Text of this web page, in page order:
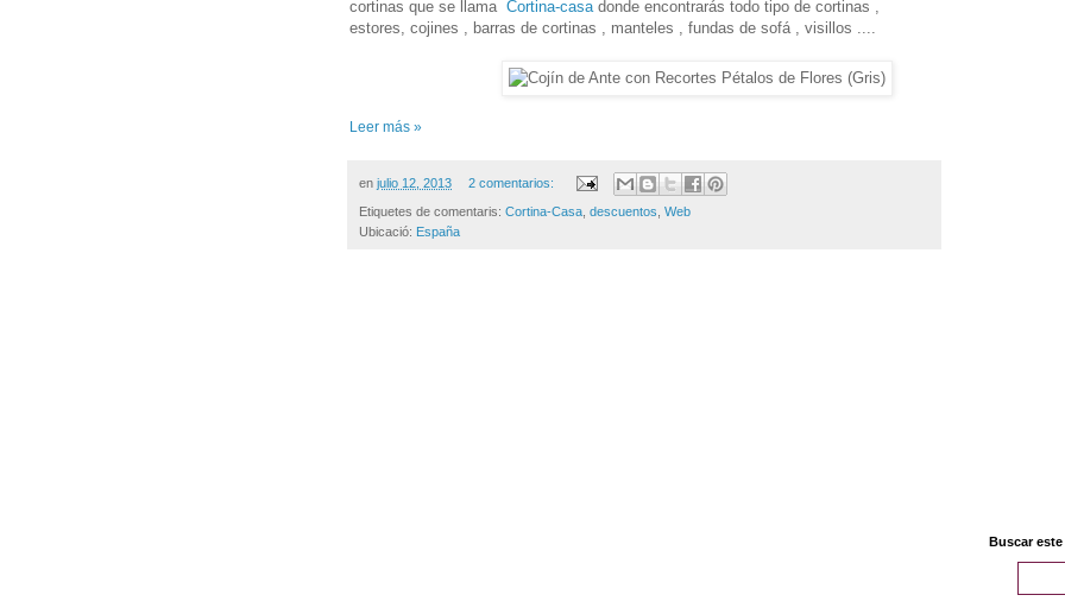
cortinas que se llama Cortina-casa donde encontrarás todo tipo de cortinas ,
estores, cojines , barras de cortinas , manteles , fundas de sofá , visillos ....
Leer más »
en julio 12, 2013 2 comentarios:
Etiquetes de comentaris: Cortina-Casa descuentos Web
Ubicació: España
Buscar